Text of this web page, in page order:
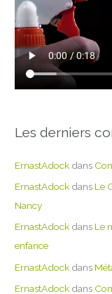
Les derniers
ErnastAdock dans
ErnastAdock dans Le
Nancy
ErnastAdock dans Le
enfance
ErnastAdock dans
ErnastAdock dans